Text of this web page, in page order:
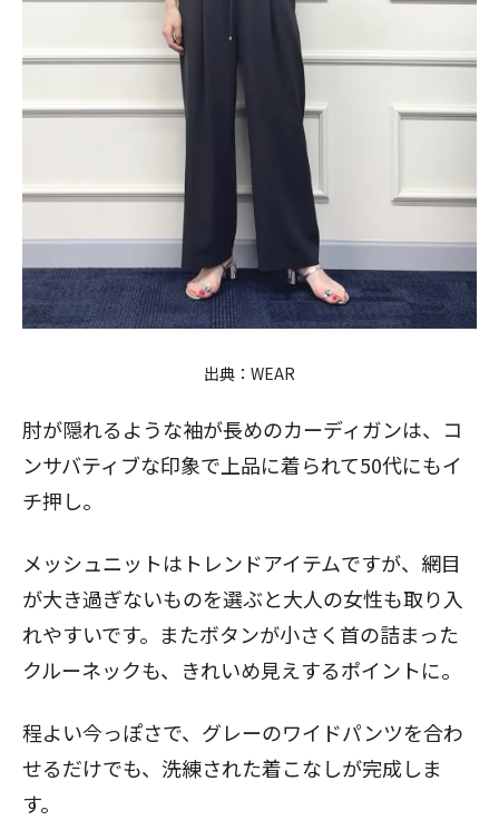
出典： WEAR
肘が隠れるような袖が長めのカーディガンは、コ
ンサバティブな印象で上品に着られて50代にもイ
チ押し。
メッシュニットはトレンドアイテムですが、網目
が大き過ぎないものを選ぶと大人の女性も取り入
れやすいです。またボタンが小さく首の詰まった
クルーネックも、きれいめ見えするポイントに。
程よい今っぽさで、グレーのワイドパンツを合わ
せるだけでも、洗練された着こなしが完成しま
す。